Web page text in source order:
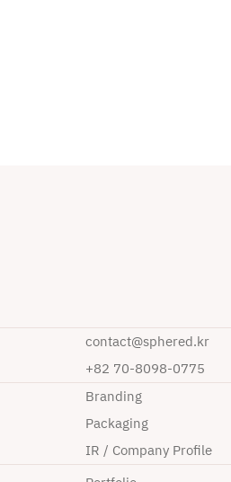
contact@sphered.kr
+82 70-8098-0775
Branding
Packaging
IR / Company Profile